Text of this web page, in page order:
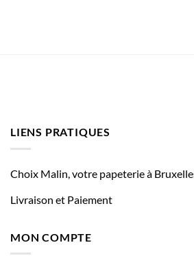
LIENS PRATIQUES
Choix Malin, votre papeterie à
Livraison et Paiement
MON COMPTE